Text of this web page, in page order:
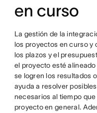
en curso
La gestión de la
los proyectos en curso y
los plazos y el
el proyecto esté
se logren los resultados
ayuda a resolver
necesarios al tiempo
proyecto en general.